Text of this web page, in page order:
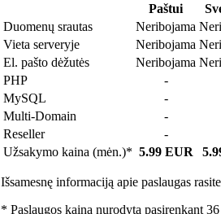
Paštui
Duomenų srautas
Neribojama
Vieta serveryje
Neribojama
El. pašto dėžutės
Neribojama
PHP
-
MySQL
-
Multi-Domain
-
Reseller
-
Užsakymo kaina (mėn.)* 5.99 EUR
Išsamesnę informaciją apie paslaugas rasite
* Paslaugos kaina nurodyta pasirenkant